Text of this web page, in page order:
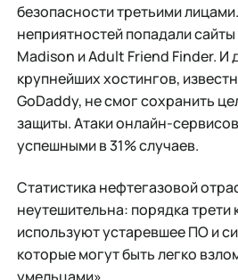
безопасности третьими
неприятностей попадали
Madison и Adult Friend Finder. И
крупнейших хостингов,
GoDaddy, не смог сохранить
защиты. Атаки онлайн-
успешными в 31% случаев.
Статистика нефтегазовой
неутешительна: порядка трети
используют устаревшее ПО и
которые могут быть легко